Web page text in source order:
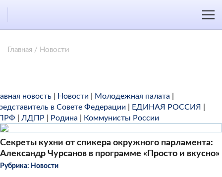
Главная / Новости
новость Новости Молодежная палата
в Совете Федерации
ЕДИНАЯ РОССИЯ
ЛДПР Родина Коммунисты России
Секреты кухни от спикера окружного парламента:
Александр Чурсанов в программе «Просто и вкусно»
Рубрика: Новости